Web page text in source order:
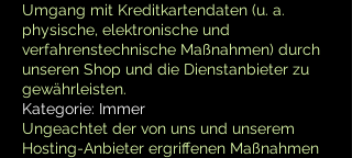
Umgang mit Kreditkartendaten (u. a.
physische, elektronische und
verfahrenstechnische Maßnahmen) durch
unseren Shop und die Dienstanbieter zu
gewährleisten.
Kategorie: Immer
Ungeachtet der von uns und unserem
Hosting-Anbieter ergriffenen Maßnahmen